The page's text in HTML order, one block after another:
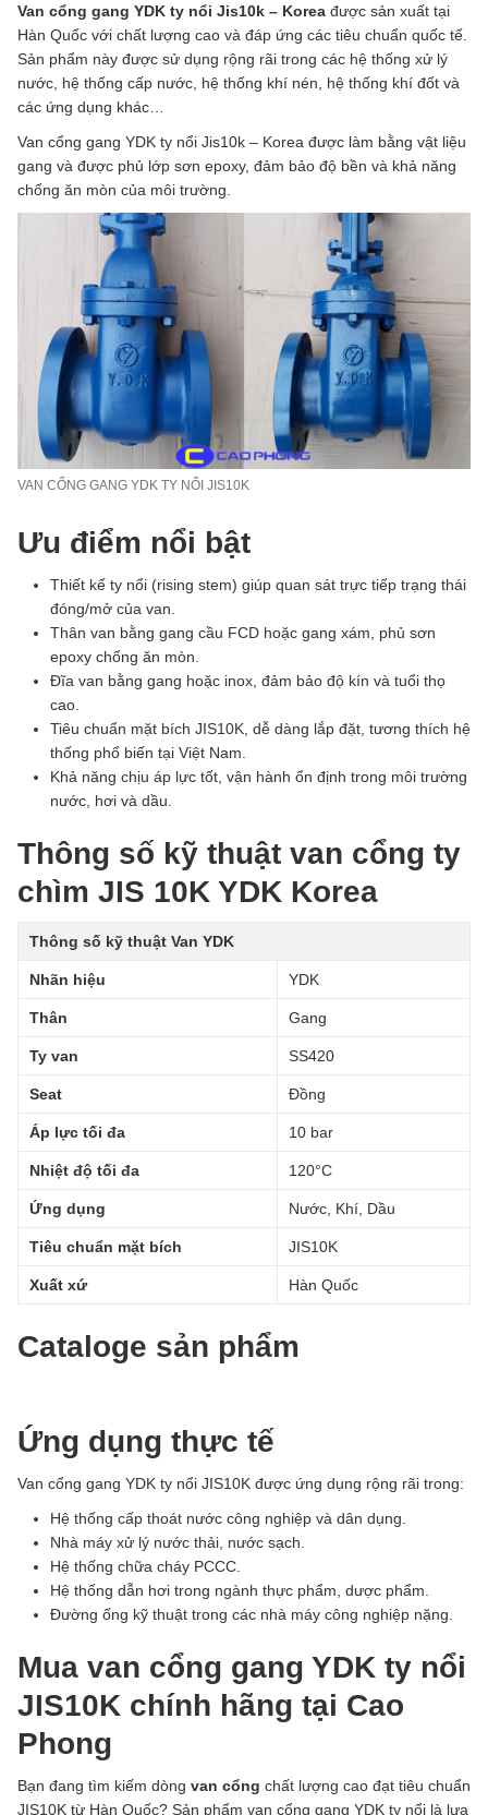
Van cổng gang YDK ty nổi Jis10k – Korea được sản xuất tại
Hàn Quốc với chất lượng cao và đáp ứng các tiêu chuẩn quốc tế.
Sản phẩm này được sử dụng rộng rãi trong các hệ thống xử lý
nước, hệ thống cấp nước, hệ thống khí nén, hệ thống khí đốt và
các ứng dụng khác…
Van cổng gang YDK ty nổi Jis10k – Korea được làm bằng vật liệu
gang và được phủ lớp sơn epoxy, đảm bảo độ bền và khả năng
chống ăn mòn của môi trường.
VAN CỔNG GANG YDK TY NỔI JIS10K
Ưu điểm nổi bật
Thiết kế ty nổi (rising stem) giúp quan sát trực tiếp trạng thái
đóng/mở của van.
Thân van bằng gang cầu FCD hoặc gang xám, phủ sơn
epoxy chống ăn mòn.
Đĩa van bằng gang hoặc inox, đảm bảo độ kín và tuổi thọ
cao.
Tiêu chuẩn mặt bích JIS10K, dễ dàng lắp đặt, tương thích hệ
thống phổ biến tại Việt Nam.
Khả năng chịu áp lực tốt, vận hành ổn định trong môi trường
nước, hơi và dầu.
Thông số kỹ thuật van cổng ty
chìm JIS 10K YDK Korea
Thông số kỹ thuật Van YDK
Nhãn hiệu YDK
Thân Gang
Ty van SS420
Seat Đồng
Áp lực tối đa 10 bar
Nhiệt độ tối đa 120°C
Ứng dụng Nước, Khí, Dầu
Tiêu chuẩn mặt bích JIS10K
Xuất xứ Hàn Quốc
Cataloge sản phẩm
Ứng dụng thực tế
Van cổng gang YDK ty nổi JIS10K được ứng dụng rộng rãi trong:
Hệ thống cấp thoát nước công nghiệp và dân dụng.
Nhà máy xử lý nước thải, nước sạch.
Hệ thống chữa cháy PCCC.
Hệ thống dẫn hơi trong ngành thực phẩm, dược phẩm.
Đường ống kỹ thuật trong các nhà máy công nghiệp nặng.
Mua van cổng gang YDK ty nổi
JIS10K chính hãng tại Cao
Phong
Bạn đang tìm kiếm dòng van cổng chất lượng cao đạt tiêu chuẩn
JIS10K từ Hàn Quốc? Sản phẩm van cổng gang YDK ty nổi là lựa